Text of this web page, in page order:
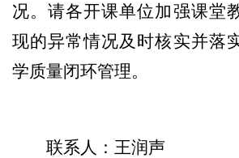
况。请各开课单位加强课堂
现的异常情况及时核实并落
学质量闭环管理。
联系人：王润声